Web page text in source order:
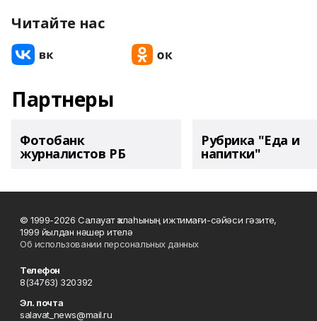
Читайте нас
Партнеры
Фотобанк
журналистов РБ
Рубрика "Еда и
напитки"
© 1999-2026 Салауат ҡалаһының ижтимағи-сәйәси гәзите,
1999 йылдан нәшер ителә
Об использовании персональных данных
Телефон
8(34763) 320392
Эл. почта
salavat_news@mail.ru